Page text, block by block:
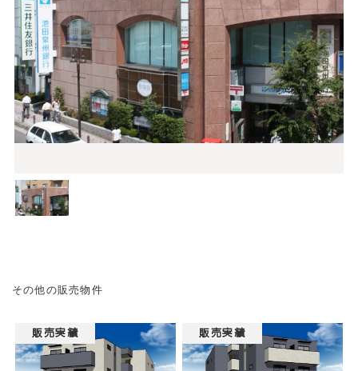
その他の販売物件
販売実績 販売実績